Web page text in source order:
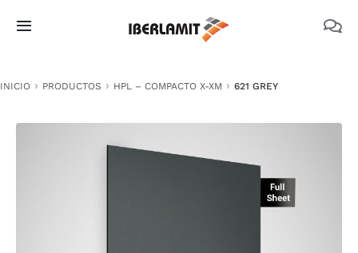
Toggle
NOSOTROS
INICIO PRODUCTOS HPL – COMPACTO X-XM 621 GREY